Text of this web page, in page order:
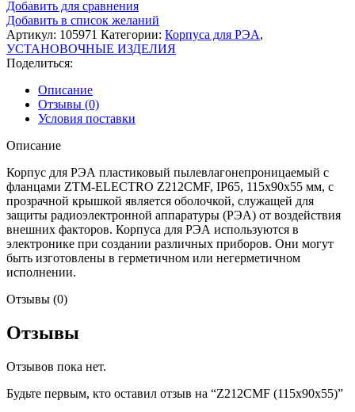
Добавить для сравнения
Добавить в список желаний
Артикул: 105971 Категории: Корпуса для РЭА,
УСТАНОВОЧНЫЕ ИЗДЕЛИЯ
Поделиться:
Описание
Отзывы (0)
Условия поставки
Описание
Корпус для РЭА пластиковый пылевлагонепроницаемый с
фланцами ZTM-ELECTRO Z212CMF, IP65, 115x90x55 мм, с
прозрачной крышкой является оболочкой, служащей для
защиты радиоэлектронной аппаратуры (РЭА) от воздействия
внешних факторов. Корпуса для РЭА используются в
электронике при создании различных приборов. Они могут
быть изготовлены в герметичном или негерметичном
исполнении.
Отзывы (0)
Отзывы
Отзывов пока нет.
Будьте первым, кто оставил отзыв на “Z212CMF (115x90x55)”